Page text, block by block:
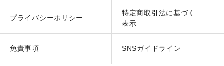
プライバシーポリシー
特定商取引法に基づく
表示
免責事項 SNSガイドライン